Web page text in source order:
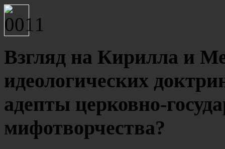
Взгляд на Кирилла и
идеологических
адепты церковно-
мифотворчества?